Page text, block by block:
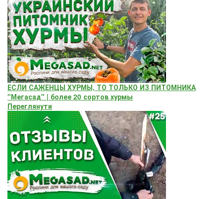
ЕСЛИ САЖЕНЦЫ ХУРМЫ, ТО ТОЛЬКО ИЗ ПИТОМНИКА
"Мегасад" | более 20 сортов хурмы
Переглянути